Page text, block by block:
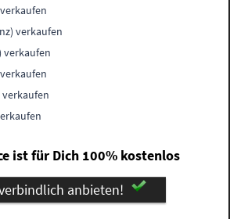
verkaufen
verkaufen
verkaufen
ist für Dich 100% kostenlos
anbieten!